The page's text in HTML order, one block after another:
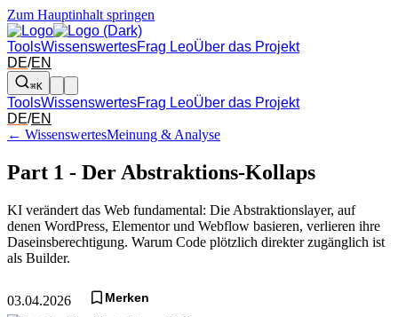
Zum Hauptinhalt springen
ToolsWissenswertesFrag LeoÜber das Projekt
DE/EN
⌘K
ToolsWissenswertesFrag LeoÜber das Projekt
DE/EN
← WissenswertesMeinung & Analyse
Part 1 - Der Abstraktions-Kollaps
KI verändert das Web fundamental: Die Abstraktionslayer, auf
denen WordPress, Elementor und Webflow basieren, verlieren ihre
Daseinsberechtigung. Warum Code plötzlich direkter zugänglich ist
als Builder.
03.04.2026 Merken